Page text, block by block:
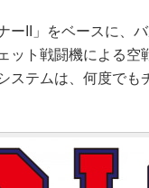
II」をベースに、
ット戦闘機による
ステムは、何度でも